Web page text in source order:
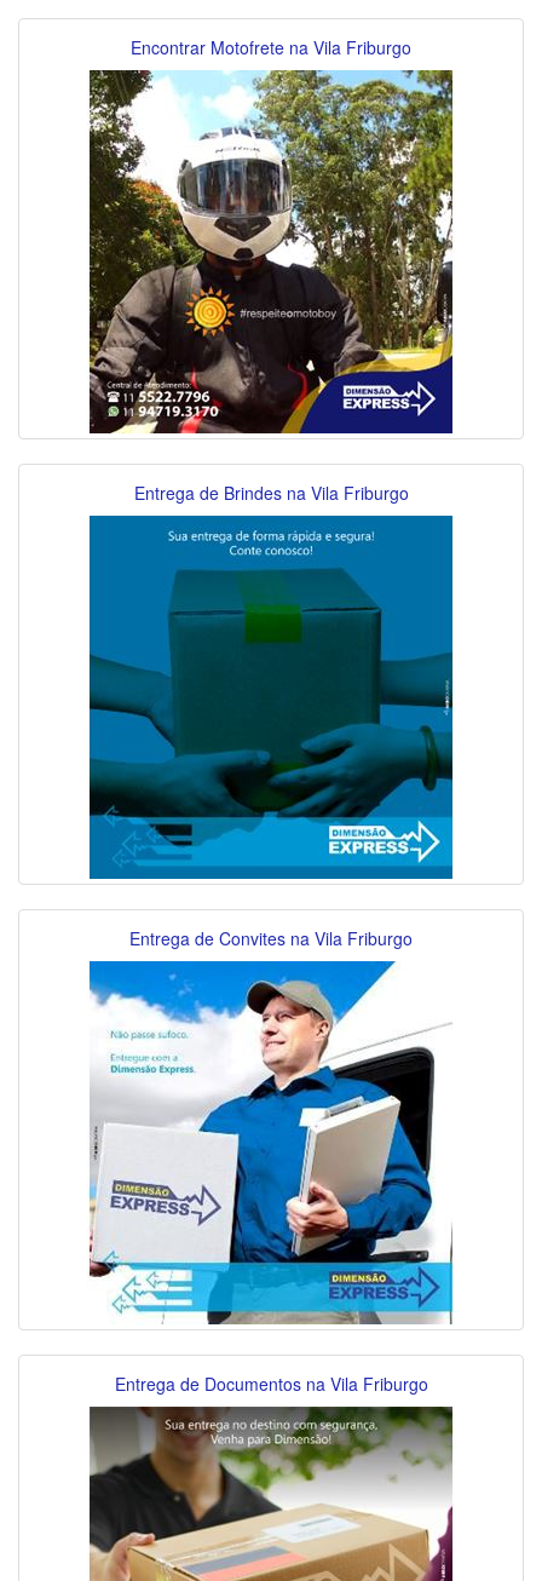
Encontrar Motofrete na Vila Friburgo
Entrega de Brindes na Vila Friburgo
Entrega de Convites na Vila Friburgo
Entrega de Documentos na Vila Friburgo